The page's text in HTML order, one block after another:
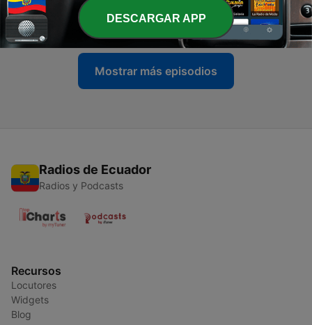
4 - מועדון שוק ההון
01 jun. 2022
Mostrar más episodios
Radios de Ecuador
Radios y Podcasts
Recursos
Locutores
Widgets
Blog
DESCARGAR APP